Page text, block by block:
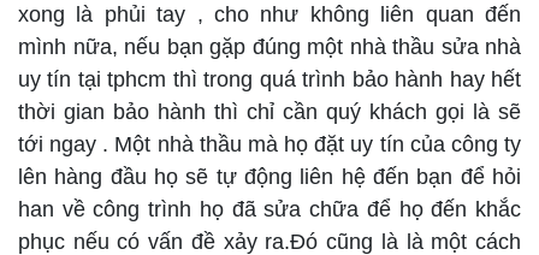
xong là phủi tay , cho như không liên quan đến
mình nữa, nếu bạn gặp đúng một nhà thầu sửa nhà
uy tín tại tphcm thì trong quá trình bảo hành hay hết
thời gian bảo hành thì chỉ cần quý khách gọi là sẽ
tới ngay . Một nhà thầu mà họ đặt uy tín của công ty
lên hàng đầu họ sẽ tự động liên hệ đến bạn để hỏi
han về công trình họ đã sửa chữa để họ đến khắc
phục nếu có vấn đề xảy ra.Đó cũng là là một cách